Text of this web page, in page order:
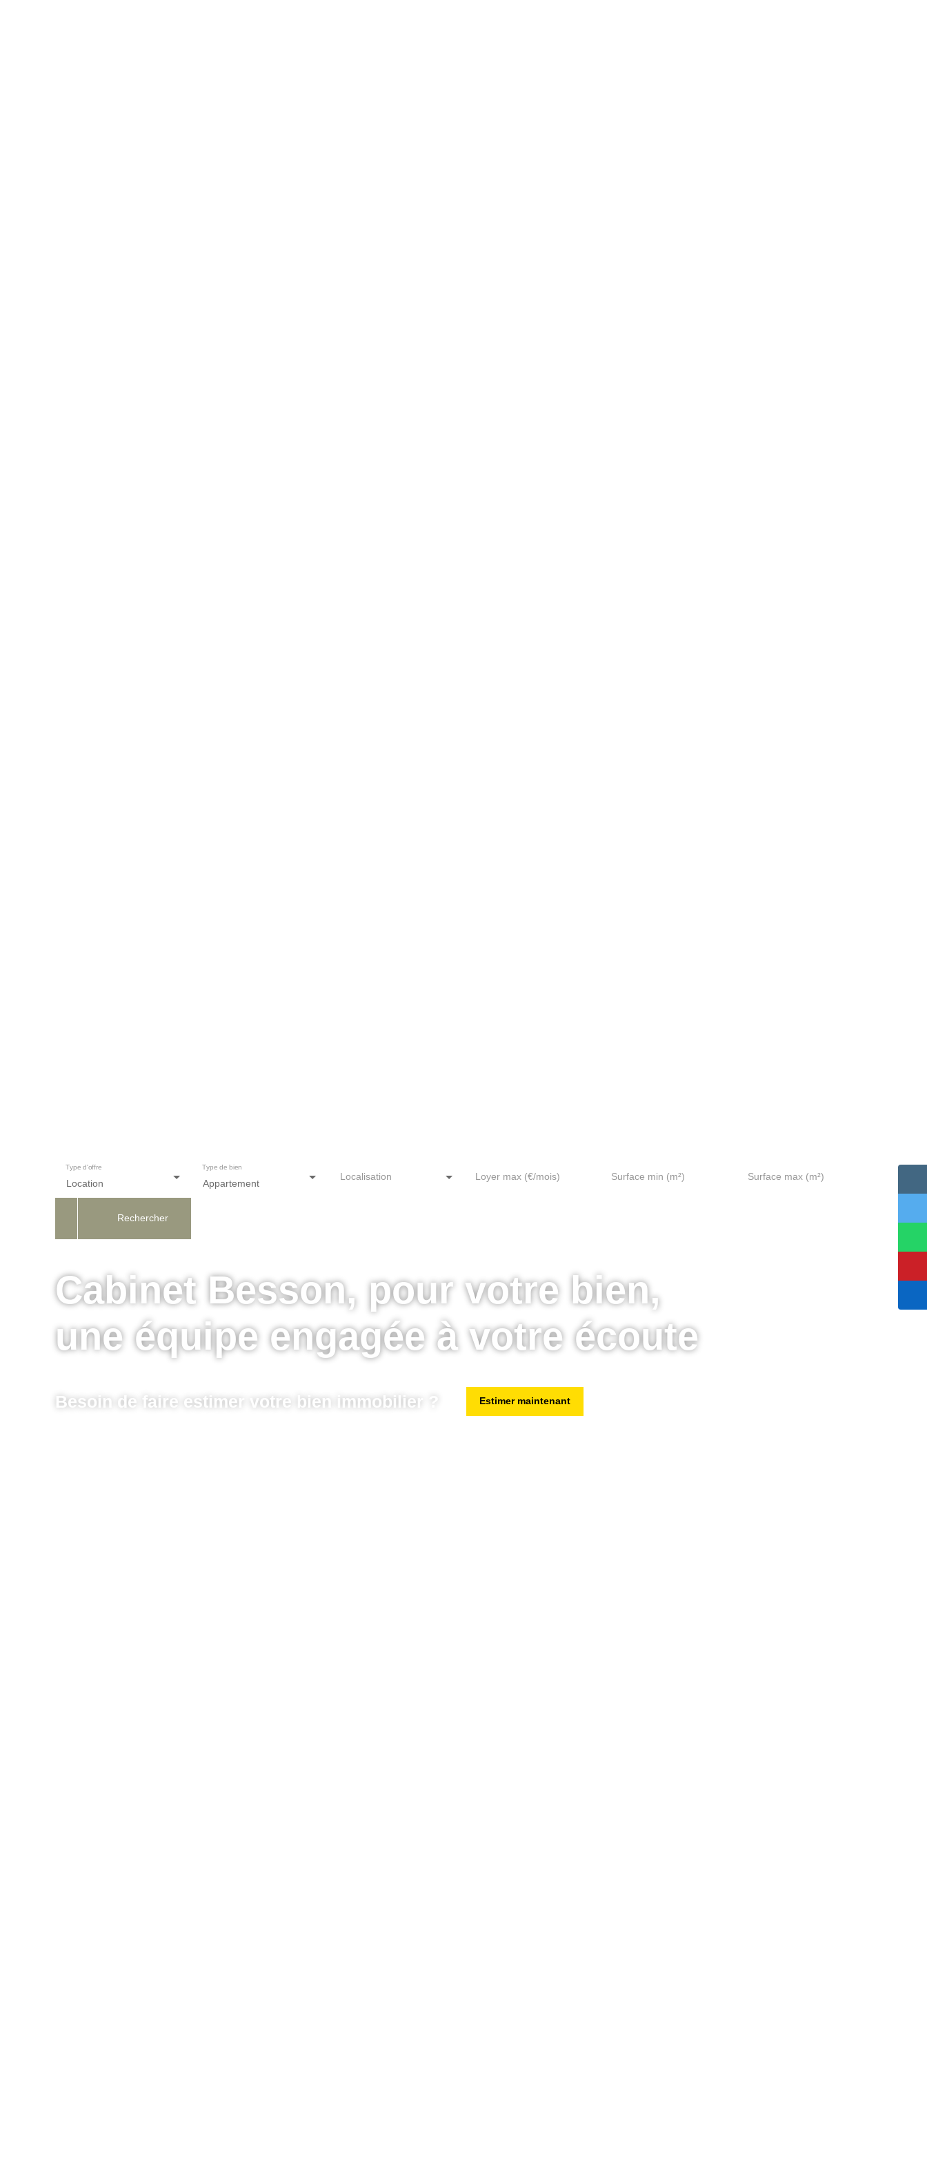
Location
Type d'offre
Appartement
Type de bien
Localisation Loyer max (€/mois) Surface min (m²) Surface max (m²)
Rechercher
Cabinet Besson, pour votre bien,
une équipe engagée à votre écoute
Besoin de faire estimer votre bien immobilier ? Estimer maintenant